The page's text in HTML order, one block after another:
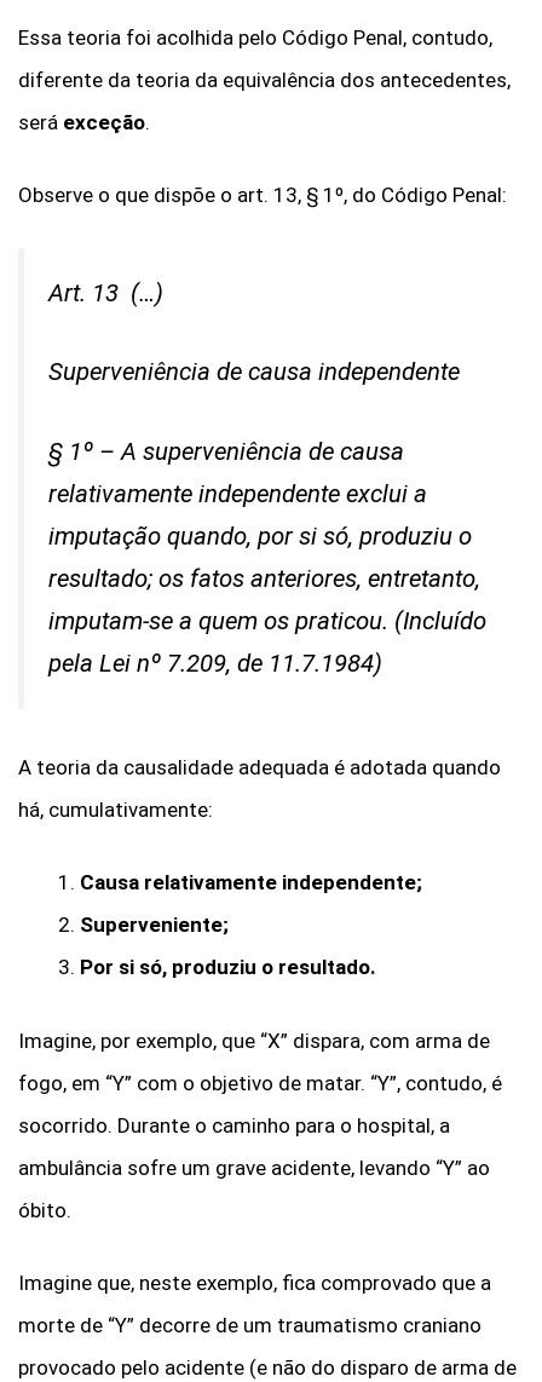
Essa teoria foi acolhida pelo Código Penal, contudo,
diferente da teoria da equivalência dos antecedentes,
será exceção.
Observe o que dispõe o art. 13, § 1º, do Código Penal:
Art. 13 (…)
Superveniência de causa independente
§ 1º – A superveniência de causa
relativamente independente exclui a
imputação quando, por si só, produziu o
resultado; os fatos anteriores, entretanto,
imputam-se a quem os praticou. (Incluído
pela Lei nº 7.209, de 11.7.1984)
A teoria da causalidade adequada é adotada quando
há, cumulativamente:
Causa relativamente independente;
Superveniente;
Por si só, produziu o resultado.
Imagine, por exemplo, que “X” dispara, com arma de
fogo, em “Y” com o objetivo de matar. “Y”, contudo, é
socorrido. Durante o caminho para o hospital, a
ambulância sofre um grave acidente, levando “Y” ao
óbito.
Imagine que, neste exemplo, fica comprovado que a
morte de “Y” decorre de um traumatismo craniano
provocado pelo acidente (e não do disparo de arma de